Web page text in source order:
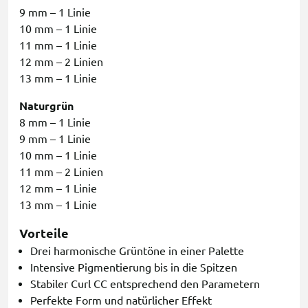
9 mm – 1 Linie
10 mm – 1 Linie
11 mm – 1 Linie
12 mm – 2 Linien
13 mm – 1 Linie
Naturgrün
8 mm – 1 Linie
9 mm – 1 Linie
10 mm – 1 Linie
11 mm – 2 Linien
12 mm – 1 Linie
13 mm – 1 Linie
Vorteile
Drei harmonische Grüntöne in einer Palette
Intensive Pigmentierung bis in die Spitzen
Stabiler Curl CC entsprechend den Parametern
Perfekte Form und natürlicher Effekt